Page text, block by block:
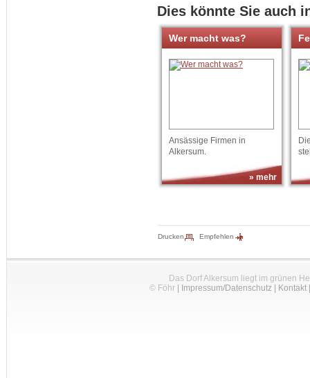
Dies könnte Sie auch
Wer macht was?
Ansässige Firmen in
Alkersum.
» mehr
Drucken Empfehlen
Das Dorf Alkersum liegt im grünen
© Föhr| Impressum/Datenschutz| Kontakt